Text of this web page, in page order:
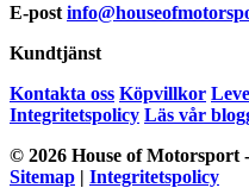
E-post
Kundtjänst
Kontakta oss Köpvillkor
Integritetspolicy Läs vår
© 2026 House of Motorsport
Sitemap | Integritetspolicy